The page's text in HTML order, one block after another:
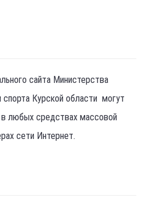
сайта Министерства
спорта Курской области могут
любых средствах массовой
сети Интернет.